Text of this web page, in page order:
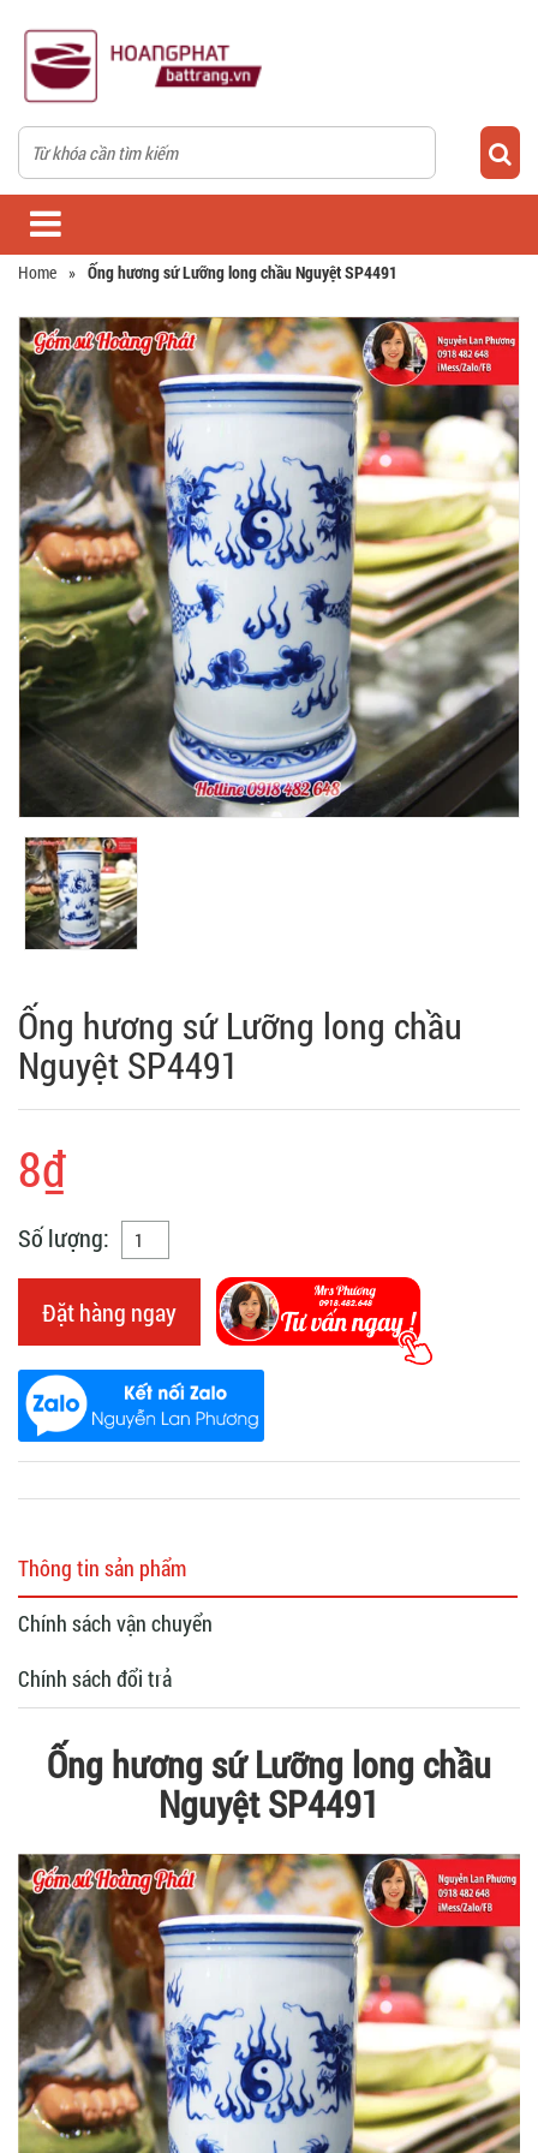
Home » Ống hương sứ Lưỡng long chầu Nguyệt SP4491
Ống hương sứ Lưỡng long chầu
Nguyệt SP4491
8₫
Số lượng:
Đặt hàng ngay
Thông tin sản phẩm
Chính sách vận chuyển
Chính sách đổi trả
Ống hương sứ Lưỡng long chầu
Nguyệt SP4491